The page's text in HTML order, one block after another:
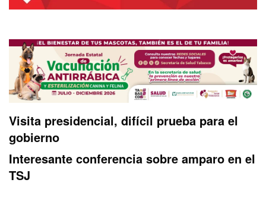
Visita presidencial, difícil prueba para el
gobierno
Interesante conferencia sobre amparo en el
TSJ